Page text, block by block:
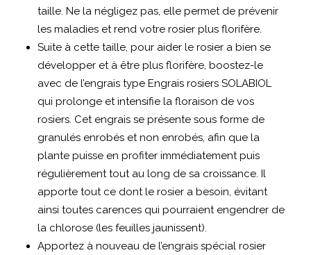
taille. Ne la négligez pas, elle permet de prévenir
les maladies et rend votre rosier plus florifère.
Suite à cette taille, pour aider le rosier a bien se
développer et à être plus florifère, boostez-le
avec de l’engrais type Engrais rosiers SOLABIOL
qui prolonge et intensifie la floraison de vos
rosiers. Cet engrais se présente sous forme de
granulés enrobés et non enrobés, afin que la
plante puisse en profiter immédiatement puis
régulièrement tout au long de sa croissance. Il
apporte tout ce dont le rosier a besoin, évitant
ainsi toutes carences qui pourraient engendrer de
la chlorose (les feuilles jaunissent).
Apportez à nouveau de l’engrais spécial rosier